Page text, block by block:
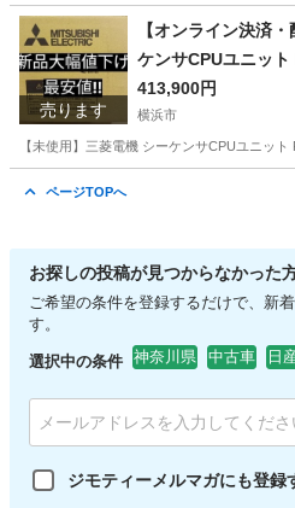
神奈川 厚木市 シエンタ 車両
売ります
【オンライン決済
ケンサCPUユニット
413,900円
横浜市
【未使用】三菱電機 シーケンサCPUユニッ
ページTOPへ
お探しの投稿が見つからなかった
ご希望の条件を登録するだけで、新
す。
選択中の条件 神奈川県 中古車 日
ジモティーメルマガにも登録